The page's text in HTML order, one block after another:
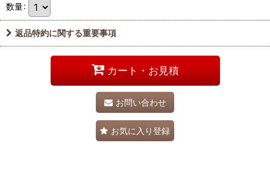
数量:
返品特約に関する重要事項
カート・お見積
お問い合わせ
お気に入り登録